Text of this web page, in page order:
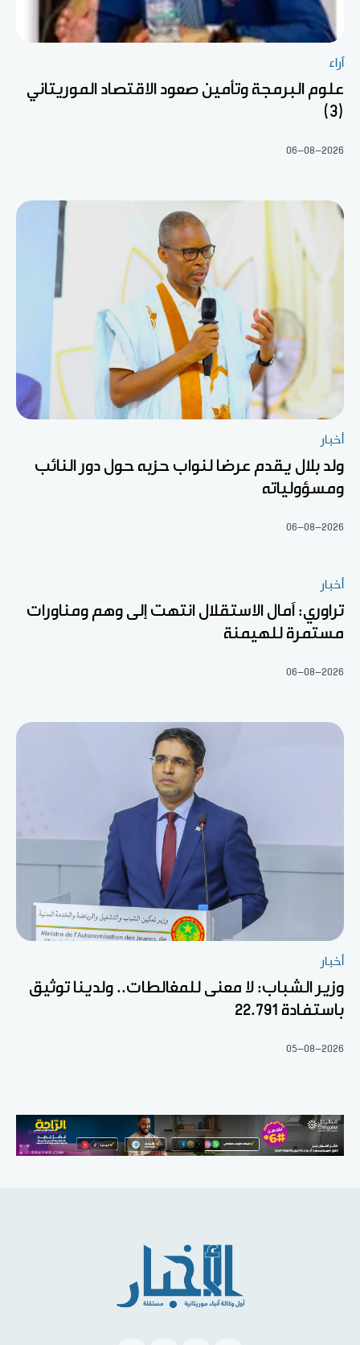
آراء
علوم البرمجة وتأمين صعود الاقتصاد الموريتاني
(3)
06-08-2026
أخبار
ولد بلال يقدم عرضا لنواب حزبه حول دور النائب
ومسؤولياته
06-08-2026
أخبار
تراوري: آمال الاستقلال انتهت إلى وهم ومناورات
مستمرة للهيمنة
06-08-2026
أخبار
وزير الشباب: لا معنى للمغالطات.. ولدينا توثيق
باستفادة 22.791
05-08-2026